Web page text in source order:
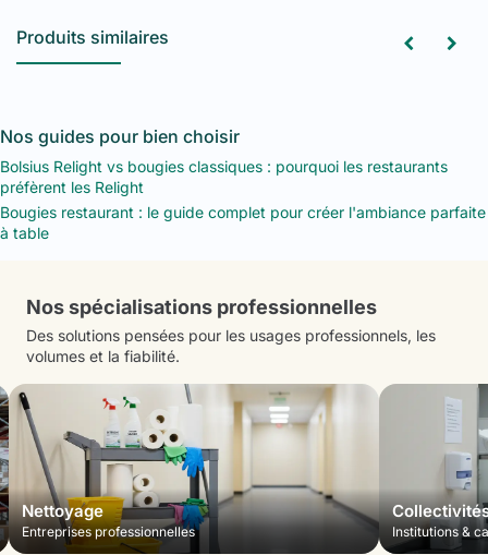
Produits similaires
Nos guides pour bien choisir
Bolsius Relight vs bougies classiques : pourquoi les restaurants
préfèrent les Relight
Bougies restaurant : le guide complet pour créer l'ambiance parfaite
à table
Nos spécialisations professionnelles
Des solutions pensées pour les usages professionnels, les
volumes et la fiabilité.
Nettoyage
Entreprises professionnelles Institutions &